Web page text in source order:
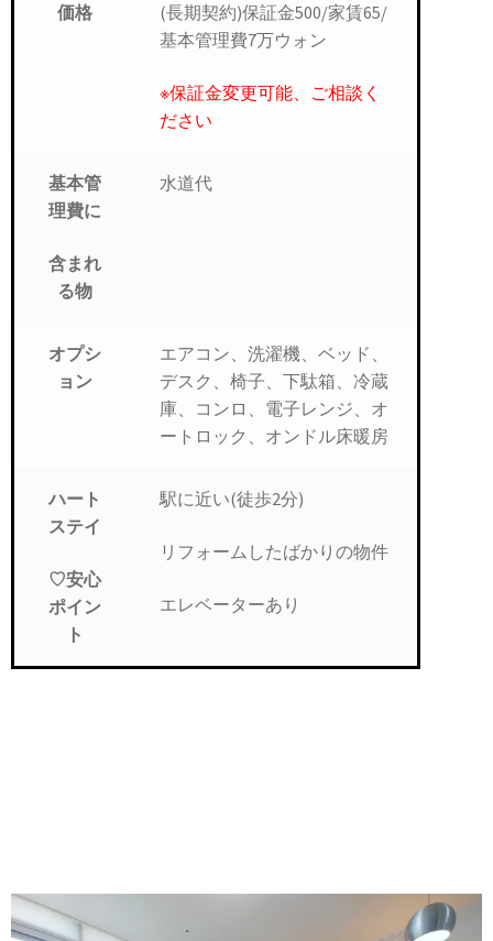
価格
(長期契約)保証金500/家賃65/
基本管理費7万ウォン
※保証金変更可能、ご相談く
ださい
基本管
理費に
含まれ
る物
水道代
オプシ
ョン
エアコン、洗濯機、ベッド、
デスク、椅子、下駄箱、冷蔵
庫、コンロ、電子レンジ、オ
ートロック、オンドル床暖房
ハート
ステイ
♡安心
ポイン
ト
駅に近い(徒歩2分)
リフォームしたばかりの物件
エレベーターあり